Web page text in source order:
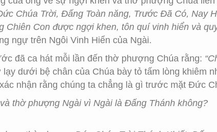
Chúa Trời, Đấng Toàn năng, Trước Đã Có, Nay
Chiên Con được ngợi khen, tôn quí vinh hiển và
ngự trên Ngôi Vinh Hiển của Ngài.
đã ca hát mỗi lần đến thờ phượng Chúa rằng:
dưới bệ chân của Chúa bày tỏ tấm lòng khiêm
nhận rằng chúng ta chẳng là gì trước mặt Đức
thờ phượng Ngài vì Ngài là Đấng Thánh không?